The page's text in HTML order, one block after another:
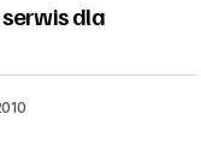
dla